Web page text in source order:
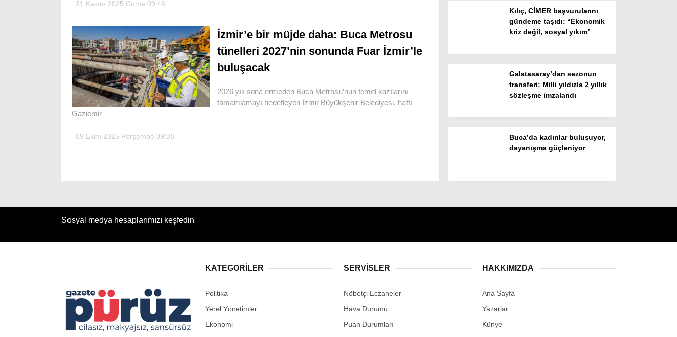
TikTok
21 Kasım 2025 Cuma 09:46
İzmir’e bir müjde daha: Buca Metrosu
tünelleri 2027’nin sonunda Fuar İzmir’le
buluşacak
2026 yılı sona ermeden Buca Metrosu’nun temel kazılarını
tamamlamayı hedefleyen İzmir Büyükşehir Belediyesi, hattı
Gaziemir
09 Ekim 2025 Perşembe 09:38
Kılıç, CİMER başvurularını
gündeme taşıdı: “Ekonomik
kriz değil, sosyal yıkım”
Galatasaray’dan sezonun
transferi: Milli yıldızla 2 yıllık
sözleşme imzalandı
Buca’da kadınlar buluşuyor,
dayanışma güçleniyor
Sosyal medya hesaplarımızı keşfedin
KATEGORİLER
Politika
Yerel Yönetimler
Ekonomi
SERVİSLER
Nöbetçi Eczaneler
Hava Durumu
Puan Durumları
HAKKIMIZDA
Ana Sayfa
Yazarlar
Künye